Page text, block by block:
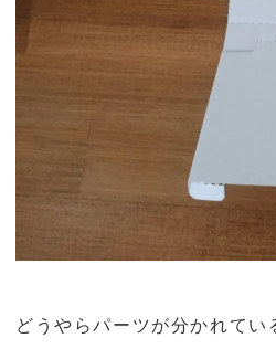
どうやらパーツが分かれてい